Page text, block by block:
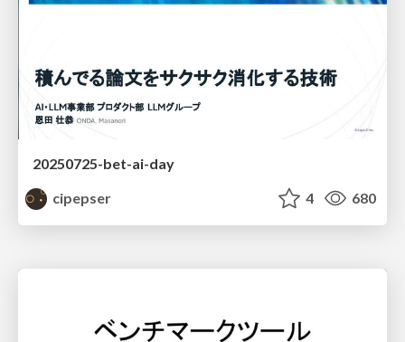
20250725-bet-ai-day
cipepser
4 680